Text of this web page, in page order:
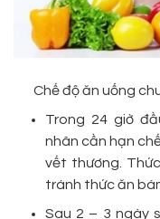
Chế độ ăn uống
Trong 24 giờ
nhân cần hạn
vết thương.
tránh thức ăn
Sau 2 – 3 ngày